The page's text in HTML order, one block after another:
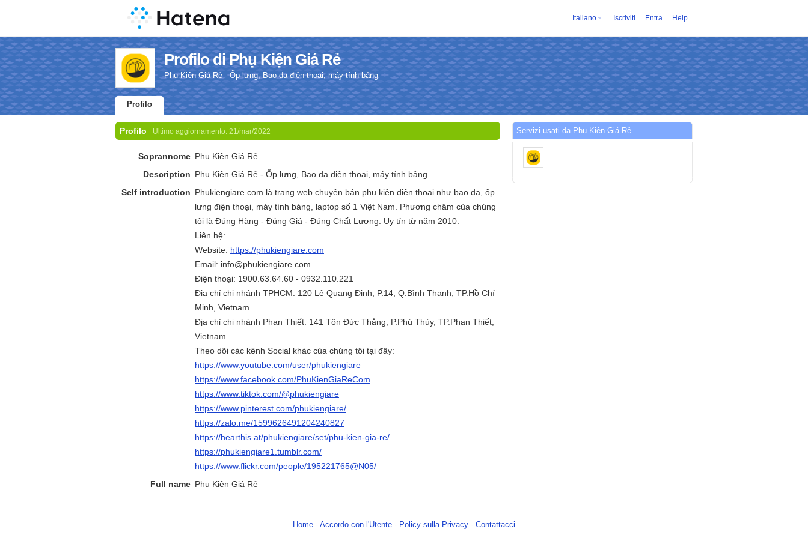
Italiano Iscriviti Entra Help
Profilo di Phụ Kiện Giá Rẻ
Phụ Kiện Giá Rẻ - Ốp lưng, Bao da điện thoại, máy tính bảng
Profilo
Profilo Ultimo aggiornamento: 21/mar/2022
Soprannome Phụ Kiện Giá Rẻ
Description Phụ Kiện Giá Rẻ - Ốp lưng, Bao da điện thoại, máy tính bảng
Self introduction Phukiengiare.com là trang web chuyên bán phụ kiện điện thoại như bao da, ốp
lưng điện thoại, máy tính bảng, laptop số 1 Việt Nam. Phương châm của chúng
tôi là Đúng Hàng - Đúng Giá - Đúng Chất Lương. Uy tín từ năm 2010.
Liên hệ:
Website: https://phukiengiare.com
Email: info@phukiengiare.com
Điện thoại: 1900.63.64.60 - 0932.110.221
Địa chỉ chi nhánh TPHCM: 120 Lê Quang Định, P.14, Q.Bình Thạnh, TP.Hồ Chí
Minh, Vietnam
Địa chỉ chi nhánh Phan Thiết: 141 Tôn Đức Thắng, P.Phú Thủy, TP.Phan Thiết,
Vietnam
Theo dõi các kênh Social khác của chúng tôi tại đây:
https://www.youtube.com/user/phukiengiare
https://www.facebook.com/PhuKienGiaReCom
https://www.tiktok.com/@phukiengiare
https://www.pinterest.com/phukiengiare/
https://zalo.me/1599626491204240827
https://hearthis.at/phukiengiare/set/phu-kien-gia-re/
https://phukiengiare1.tumblr.com/
https://www.flickr.com/people/195221765@N05/
Full name Phụ Kiện Giá Rẻ
Servizi usati da Phụ Kiện Giá Rẻ
Home - Accordo con l'Utente - Policy sulla Privacy - Contattacci